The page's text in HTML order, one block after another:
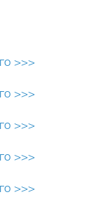
>>>
>>>
>>>
>>>
>>>